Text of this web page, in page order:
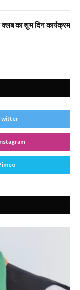
क्लब का शुभ दिन कार्यक्रम